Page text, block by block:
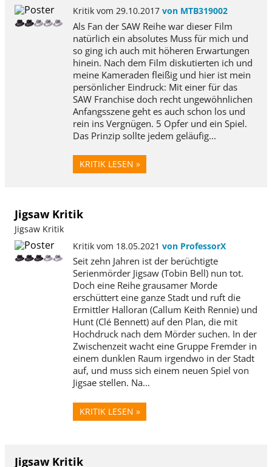
Kritik vom 29.10.2017 von MTB319002
Als Fan der SAW Reihe war dieser Film
natürlich ein absolutes Muss für mich und
so ging ich auch mit höheren Erwartungen
hinein. Nach dem Film diskutierten ich und
meine Kameraden fleißig und hier ist mein
persönlicher Eindruck: Mit einer für das
SAW Franchise doch recht ungewöhnlichen
Anfangsszene geht es auch schon los und
rein ins Vergnügen. 5 Opfer und ein Spiel.
Das Prinzip sollte jedem geläufig...
KRITIK LESEN »
Jigsaw Kritik
Jigsaw Kritik
Kritik vom 18.05.2021 von ProfessorX
Seit zehn Jahren ist der berüchtigte
Serienmörder Jigsaw (Tobin Bell) nun tot.
Doch eine Reihe grausamer Morde
erschüttert eine ganze Stadt und ruft die
Ermittler Halloran (Callum Keith Rennie) und
Hunt (Clé Bennett) auf den Plan, die mit
Hochdruck nach dem Mörder suchen. In der
Zwischenzeit wacht eine Gruppe Fremder in
einem dunklen Raum irgendwo in der Stadt
auf, und muss sich einem neuen Spiel von
Jigsae stellen. Na...
KRITIK LESEN »
Jigsaw Kritik